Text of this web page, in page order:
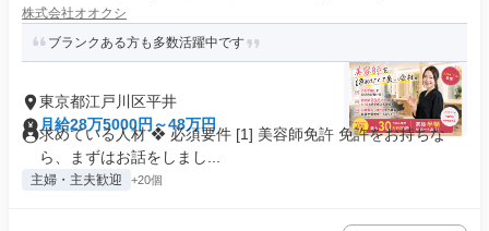
株式会社オオクシ
ブランクある方も多数活躍中です
東京都江戸川区平井
月給28万5000円～48万円
求めている人材 ❖ 必須要件 [1] 美容師免許 免許をお持ちな
ら、まずはお話をしまし...
主婦・主夫歓迎 +20個